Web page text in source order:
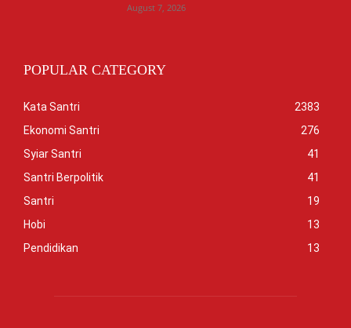
August 7, 2026
POPULAR CATEGORY
Kata Santri
2383
Ekonomi Santri
276
Syiar Santri
41
Santri Berpolitik
41
Santri
19
Hobi
13
Pendidikan
13